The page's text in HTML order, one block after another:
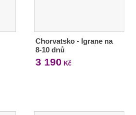
Chorvatsko - Igrane na
8-10 dnů
3 190 Kč